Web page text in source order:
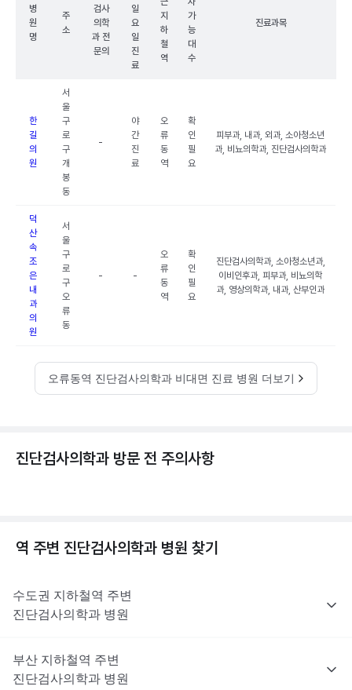
병
원
명
주
소
검사
의학
과 전
문의
일
요
일
진
료
지
하
철
역
가
능
대
수
진료과목
한
길
의
원
서
울
구
로
구
개
봉
동
-
야
간
진
료
오
류
동
역
확
인
필
요
피부과, 내과, 외과, 소아청소년
과, 비뇨의학과, 진단검사의학과
덕
산
속
조
은
내
과
의
원
서
울
구
로
구
오
류
동
- -
오
류
동
역
확
인
필
요
진단검사의학과, 소아청소년과,
이비인후과, 피부과, 비뇨의학
과, 영상의학과, 내과, 산부인과
오류동역 진단검사의학과 비대면 진료 병원 더보기
진단검사의학과 방문 전 주의사항
역 주변 진단검사의학과 병원 찾기
수도권 지하철역 주변
진단검사의학과 병원
부산 지하철역 주변
진단검사의학과 병원